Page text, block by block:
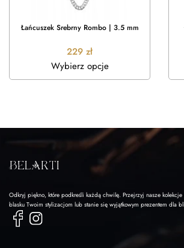
Łańcuszek Srebrny Rombo | 3.5 mm
229 zł
Wybierz opcje
Odkryj piękno, które podkreśli każdą chwilę. Przejrzyj nasze
blasku Twoim stylizacjom lub stanie się wyjątkowym prezentem dla